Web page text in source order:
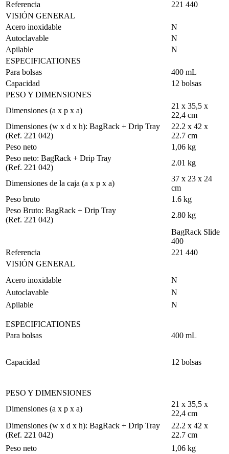
Referencia
221 440
VISIÓN GENERAL
Acero inoxidable
N
Autoclavable
N
Apilable
N
ESPECIFICATIONES
Para bolsas
400 mL
Capacidad
12 bolsas
PESO Y DIMENSIONES
Dimensiones (a x p x a)
21 x 35,5 x
22,4 cm
Dimensiones (w x d x h): BagRack + Drip Tray
(Ref. 221 042)
22.2 x 42 x
22.7 cm
Peso neto
1,06 kg
Peso neto: BagRack + Drip Tray
(Ref. 221 042)
2.01 kg
Dimensiones de la caja (a x p x a)
37 x 23 x 24
cm
Peso bruto
1.6 kg
Peso Bruto: BagRack + Drip Tray
(Ref. 221 042)
2.80 kg
BagRack Slide
400
Referencia
221 440
VISIÓN GENERAL
Acero inoxidable
N
Autoclavable
N
Apilable
N
ESPECIFICATIONES
Para bolsas
400 mL
Capacidad 12 bolsas
PESO Y DIMENSIONES
Dimensiones (a x p x a)
21 x 35,5 x
22,4 cm
Dimensiones (w x d x h): BagRack + Drip Tray
(Ref. 221 042)
22.2 x 42 x
22.7 cm
Peso neto
1,06 kg